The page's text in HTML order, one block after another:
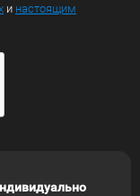
и настоящим